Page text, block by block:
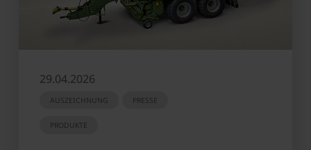
29.04.2026
AUSZEICHNUNG PRESSE
PRODUKTE